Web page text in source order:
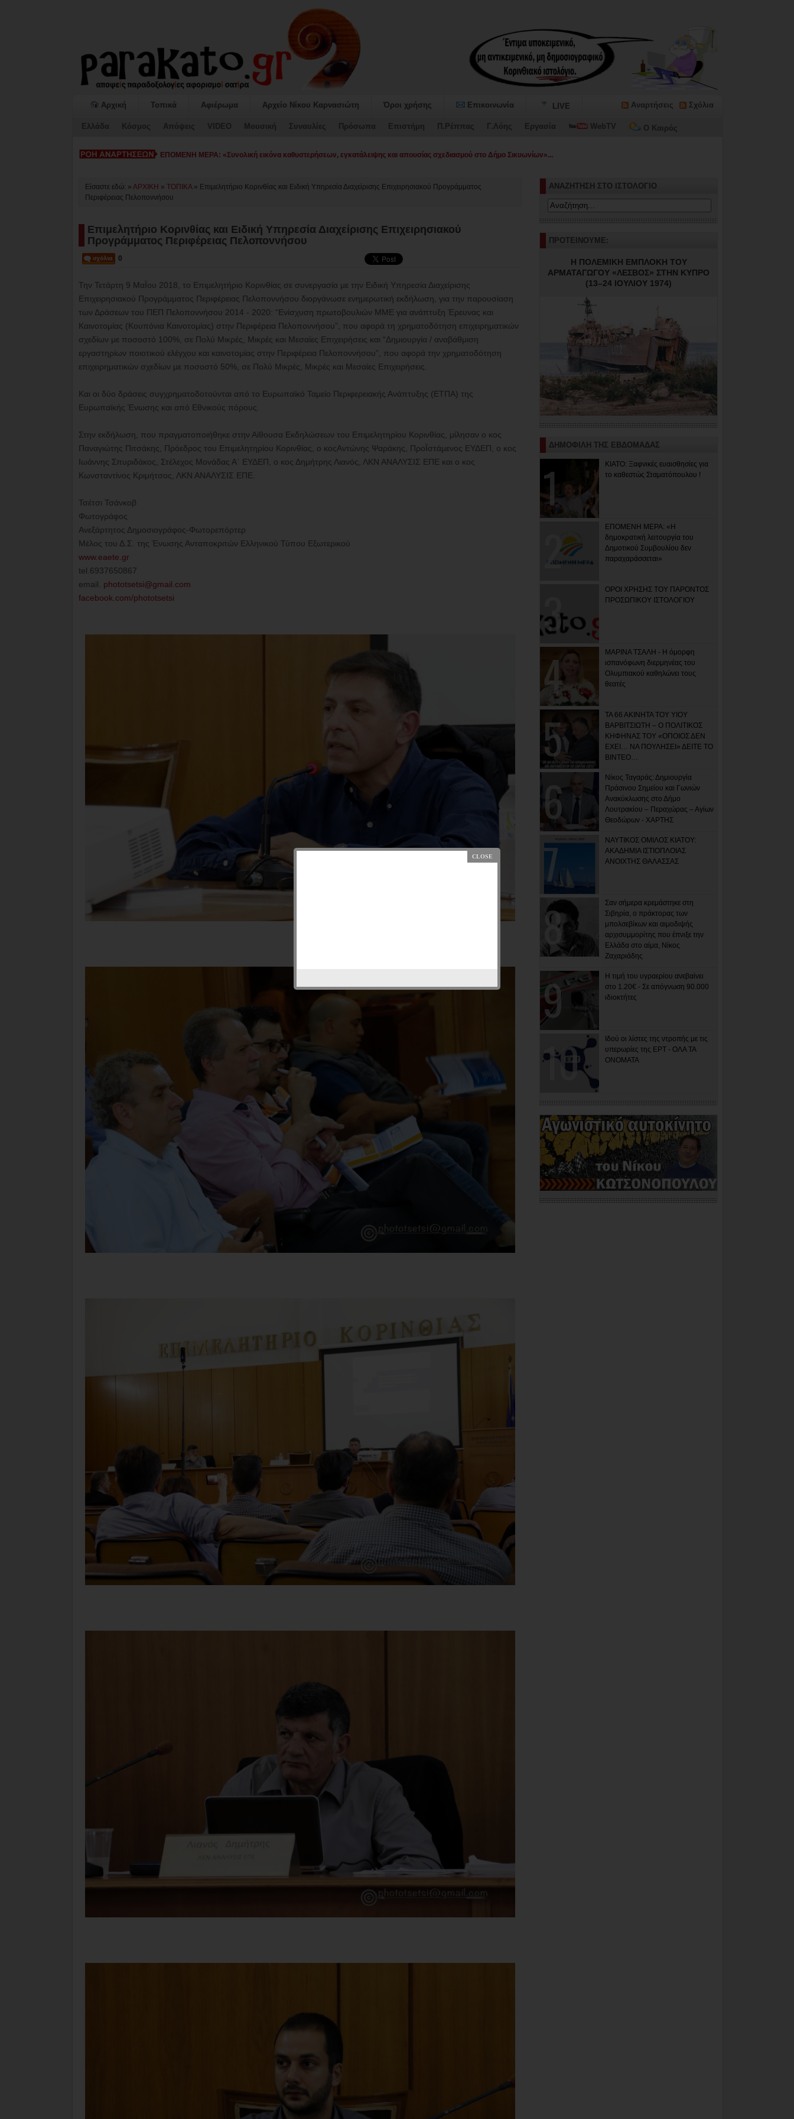
Αρχική Τοπικά Αφιέρωμα Αρχείο Νίκου Καρνασιώτη Όροι χρήσης Επικοινωνία LIVE Αναρτήσεις Σχόλια
Ελλάδα Κόσμος Απόψεις VIDEO Μουσική Συναυλίες Πρόσωπα Επιστήμη Π.Ρέππας Γ.Λόης Εργασία WebTV Ο Καιρός
ΕΠΟΜΕΝΗ ΜΕΡΑ: Θέματα μειοψηφίας δημοτικού συμβουλίου το_
Είσαστε εδώ: » ΑΡΧΙΚΗ » ΤΟΠΙΚΑ» Επιμελητήριο Κορινθίας και Ειδική Υπηρεσία Διαχείρισης Επιχειρησιακού Προγράμματος
Περιφέρειας Πελοποννήσου
Επιμελητήριο Κορινθίας και Ειδική Υπηρεσία Διαχείρισης Επιχειρησιακού
Προγράμματος Περιφέρειας Πελοποννήσου
0
Την Τετάρτη 9 ΜαΪου 2018, το Επιμελητήριο Κορινθίας σε συνεργασία με την Ειδική Υπηρεσία Διαχείρισης
Επιχειρησιακού Προγράμματος Περιφέρειας Πελοποννήσου διοργάνωσε ενημερωτική εκδήλωση, για την παρουσίαση
των Δράσεων του ΠΕΠ Πελοποννήσου 2014 - 2020: “Ενίσχυση πρωτοβουλιών ΜΜΕ για ανάπτυξη Έρευνας και
Καινοτομίας (Κουπόνια Καινοτομίας) στην Περιφέρεια Πελοποννήσου”, που αφορά τη χρηματοδότηση επιχειρηματικών
σχεδίων με ποσοστό 100%, σε Πολύ Μικρές, Μικρές και Μεσαίες Επιχειρήσεις και “Δημιουργία / αναβάθμιση
εργαστηρίων ποιοτικού ελέγχου και καινοτομίας στην Περιφέρεια Πελοποννήσου”, που αφορά την χρηματοδότηση
επιχειρηματικών σχεδίων με ποσοστό 50%, σε Πολύ Μικρές, Μικρές και Μεσαίες Επιχειρήσεις.
Και οι δύο δράσεις συγχρηματοδοτούνται από το Ευρωπαϊκό Ταμείο Περιφερειακής Ανάπτυξης (ΕΤΠΑ) της
Ευρωπαϊκής Ένωσης και από Εθνικούς πόρους.
Στην εκδήλωση, που πραγματοποιήθηκε στην Αίθουσα Εκδηλώσεων του Επιμελητηρίου Κορινθίας, μίλησαν ο κος
Παναγιώτης Πιτσάκης, Πρόεδρος του Επιμελητηρίου Κορινθίας, ο κοςΑντώνης Ψαράκης, ΠροΪστάμενος ΕΥΔΕΠ, ο κος
Ιωάννης Σπυριδάκος, Στέλεχος Μονάδας Α΄ ΕΥΔΕΠ, ο κος Δημήτρης Λιανός, ΛΚΝ ΑΝΑΛΥΣΙΣ ΕΠΕ και ο κος
Κωνσταντίνος Κριμήτσος, ΛΚΝ ΑΝΑΛΥΣΙΣ ΕΠΕ.
Τσέτσι Τσάνκοβ
Φωτογράφος
Ανεξάρτητος Δημοσιογράφος-Φωτορεπόρτερ
Μέλος του Δ.Σ. της Ένωσης Ανταποκριτών Ελληνικού Τύπου Εξωτερικού
www.eaete.gr
tel.6937650867
email. phototsetsi@gmail.com
facebook.com/phototsetsi
ΑΝΑΖΗΤΗΣΗ ΣΤΟ ΙΣΤΟΛΟΓΙΟ
ΠΡΟΤΕΙΝΟΥΜΕ:
Η ΠΟΛΕΜΙΚΗ ΕΜΠΛΟΚΗ ΤΟΥ
ΑΡΜΑΤΑΓΩΓΟΥ «ΛΕΣΒΟΣ» ΣΤΗΝ ΚΥΠΡΟ
(13–24 ΙΟΥΛΙΟΥ 1974)
ΔΗΜΟΦΙΛΗ ΤΗΣ ΕΒΔΟΜΑΔΑΣ
ΚΙΑΤΟ: Ξαφνικές ευαισθησίες για
το καθεστώς Σταματόπουλου !
ΕΠΟΜΕΝΗ ΜΕΡΑ: «Η
δημοκρατική λειτουργία του
Δημοτικού Συμβουλίου δεν
παραχαράσσεται»
ΟΡΟΙ ΧΡΗΣΗΣ ΤΟΥ ΠΑΡΟΝΤΟΣ
ΠΡΟΣΩΠΙΚΟΥ ΙΣΤΟΛΟΓΙΟΥ
ΜΑΡΙΝΑ ΤΣΑΛΗ - Η όμορφη
ισπανόφωνη διερμηνέας του
Ολυμπιακού καθηλώνει τους
θεατές
ΤΑ 66 ΑΚΙΝΗΤΑ ΤΟΥ ΥΙΟΥ
ΒΑΡΒΙΤΣΙΩΤΗ – Ο ΠΟΛΙΤΙΚΟΣ
ΚΗΦΗΝΑΣ ΤΟΥ «ΟΠΟΙΟΣ ΔΕΝ
ΕΧΕΙ… ΝΑ ΠΟΥΛΗΣΕΙ» ΔΕΙΤΕ ΤΟ
ΒΙΝΤΕΟ…
Νίκος Ταγαράς: Δημιουργία
Πράσινου Σημείου και Γωνιών
Ανακύκλωσης στο Δήμο
Λουτρακίου – Περαχώρας – Αγίων
Θεοδώρων - ΧΑΡΤΗΣ
ΝΑΥΤΙΚΟΣ ΟΜΙΛΟΣ ΚΙΑΤΟΥ:
ΑΚΑΔΗΜΙΑ ΙΣΤΙΟΠΛΟΙΑΣ
ΑΝΟΙΧΤΗΣ ΘΑΛΑΣΣΑΣ
Σαν σήμερα κρεμάστηκε στη
Σιβηρία, ο πράκτορας των
μπολσεβίκων και αιμοδιψής
αρχισυμμορίτης που έπνιξε την
Ελλάδα στο αίμα, Νίκος
Ζαχαριάδης
Η τιμή του υγραερίου ανεβαίνει
στο 1.20€ - Σε απόγνωση 90.000
ιδιοκτήτες
Ιδού οι λίστες της ντροπής με τις
υπερωρίες της ΕΡΤ - ΟΛΑ ΤΑ
ΟΝΟΜΑΤΑ